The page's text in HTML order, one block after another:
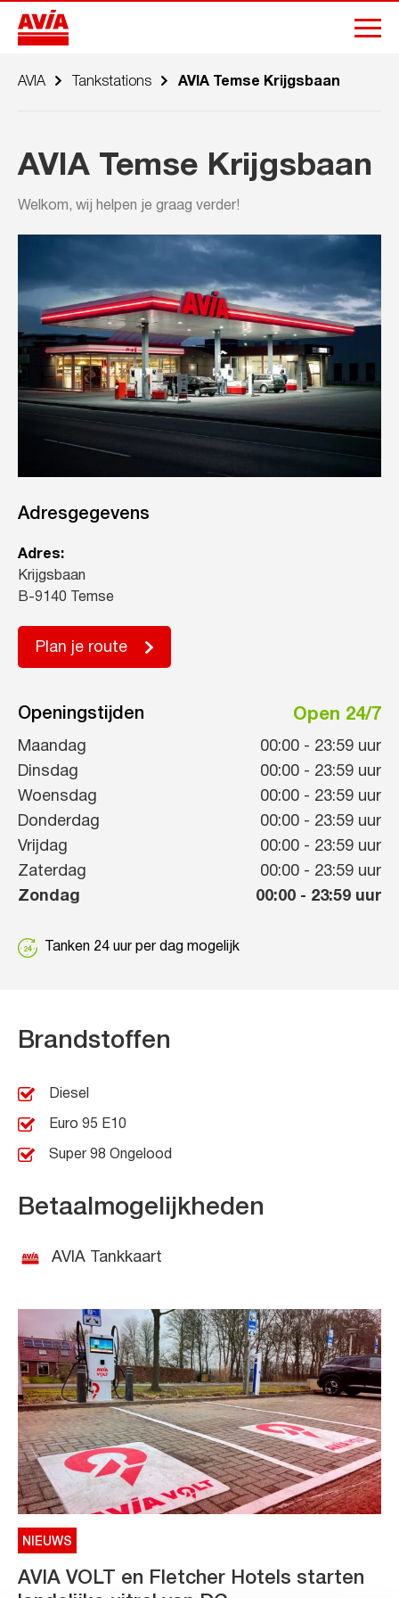
AVIA Tankstations AVIA Temse Krijgsbaan
AVIA Temse Krijgsbaan
Welkom, wij helpen je graag verder!
Adresgegevens
Adres:
Krijgsbaan
B-9140 Temse
Plan je route
Openingstijden Open 24/7
Maandag 00:00 - 23:59 uur
Dinsdag
00:00 - 23:59 uur
Woensdag
00:00 - 23:59 uur
Donderdag
00:00 - 23:59 uur
Vrijdag
00:00 - 23:59 uur
Zaterdag
00:00 - 23:59 uur
Zondag
00:00 - 23:59 uur
Tanken 24 uur per dag mogelijk
Brandstoffen
Diesel
Euro 95 E10
Super 98 Ongelood
Betaalmogelijkheden
AVIA Tankkaart
NIEUWS
AVIA VOLT en Fletcher Hotels starten